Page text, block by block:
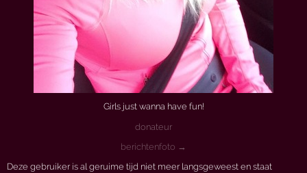
Girls just wanna have fun!
donateur
berichtenfoto →
Deze gebruiker is al geruime tijd niet meer langsgeweest en staat